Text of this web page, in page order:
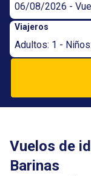
06/08/2026 -
Viajeros
Adultos: 1 -
Vuelos de
Barinas